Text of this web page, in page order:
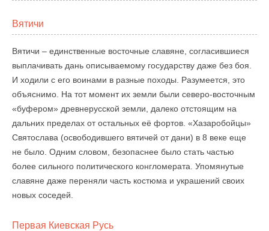
Вятичи
Вятичи – единственные восточные славяне, согласившиеся
выплачивать дань описываемому государству даже без боя.
И ходили с его воинами в разные походы. Разумеется, это
объяснимо. На тот момент их земли были северо-восточным
«буфером» древнерусской земли, далеко отстоящим на
дальних пределах от остальных её фортов. «Хазаробойцы»
Святослава (освободившего вятичей от дани) в 8 веке еще
не было. Одним словом, безопаснее было стать частью
более сильного политического конгломерата. Упомянутые
славяне даже переняли часть костюма и украшений своих
новых соседей.
Первая Киевская Русь